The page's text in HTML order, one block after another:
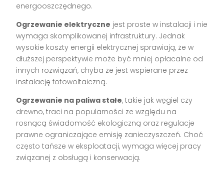
energooszczędnego.
Ogrzewanie elektryczne jest proste w instalacji i nie
wymaga skomplikowanej infrastruktury. Jednak
wysokie koszty energii elektrycznej sprawiają, że w
dłuższej perspektywie może być mniej opłacalne od
innych rozwiązań, chyba że jest wspierane przez
instalację fotowoltaiczną.
Ogrzewanie na paliwa stałe, takie jak węgiel czy
drewno, traci na popularności ze względu na
rosnącą świadomość ekologiczną oraz regulacje
prawne ograniczające emisję zanieczyszczeń. Choć
często tańsze w eksploatacji, wymaga więcej pracy
związanej z obsługą i konserwacją.